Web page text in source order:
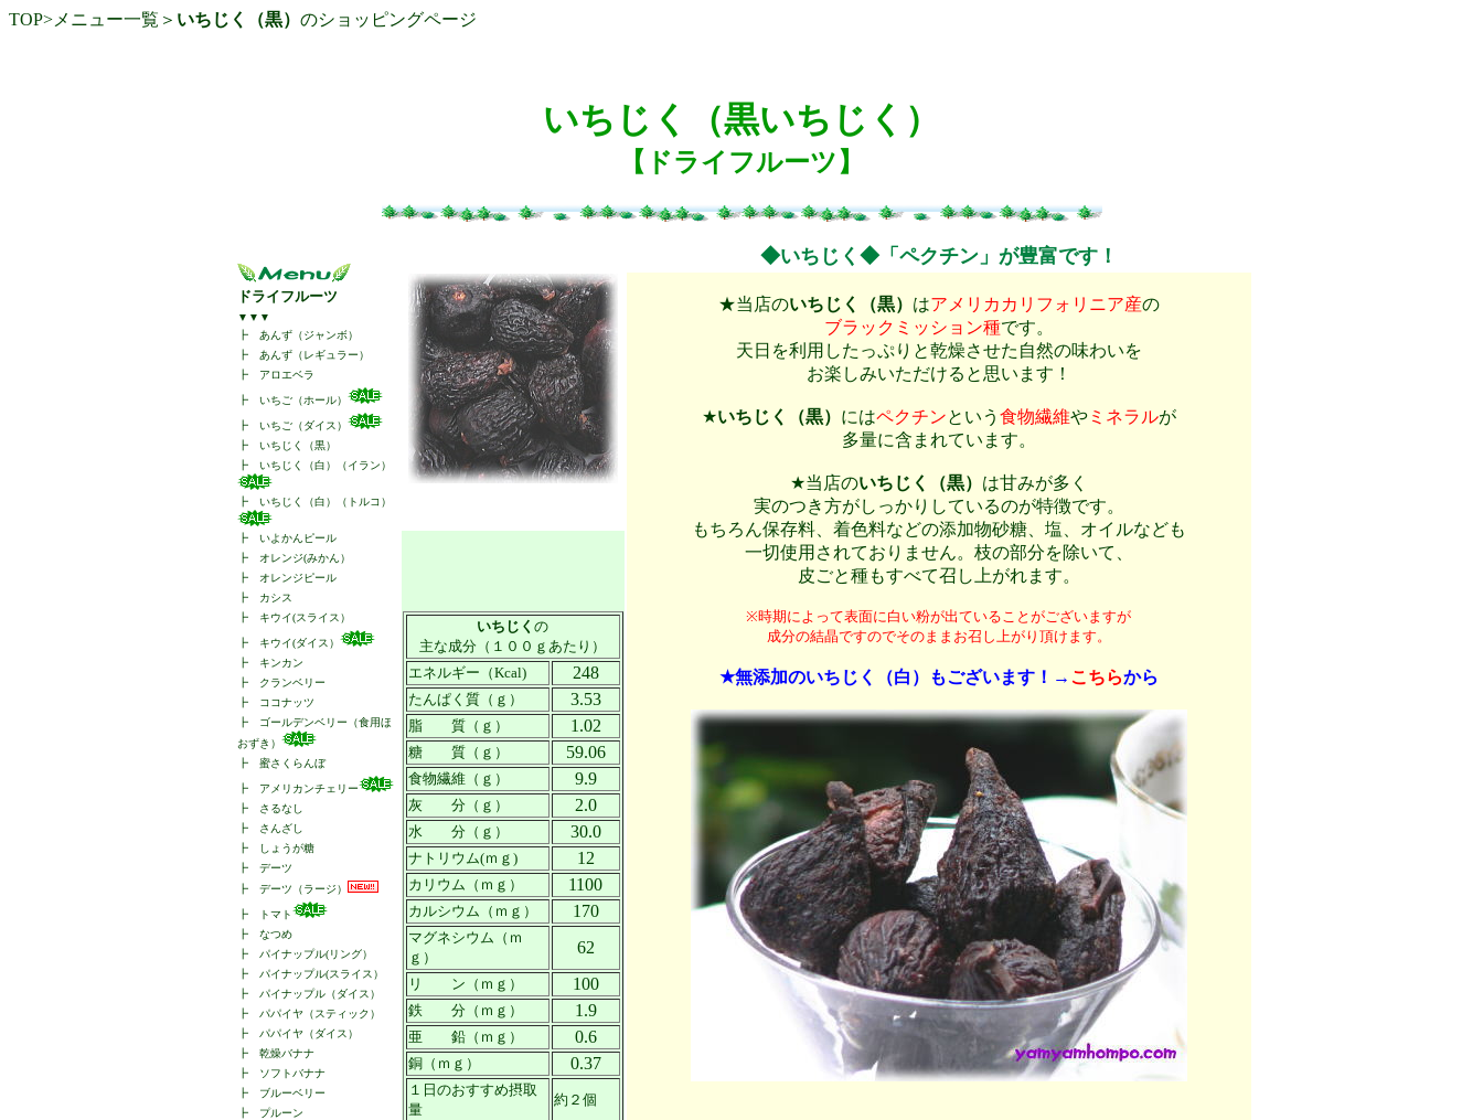
TOP> メニュー一覧 ＞ いちじく（黒） のショッピングページ
いちじく（黒いちじく）
【ドライフルーツ】
ドライフルーツ
▼▼▼
┣
あんず（ジャンボ）
┣
あんず（レギュラー）
┣
アロエベラ
┣ いちご（ホール）
┣ いちご（ダイス）
┣ いちじく（黒）
┣ いちじく（白）（イラン）
┣ いちじく（白）（トルコ）
┣ いよかんピール
┣
オレンジ(みかん）
┣
オレンジピール
┣
カシス
┣
キウイ(スライス）
┣
キウイ(ダイス）
┣
キンカン
┣
クランベリー
┣
ココナッツ
┣
ゴールデンベリー（食用ほ
おずき）
┣ 蜜さくらんぼ
┣
アメリカンチェリー
┣
さるなし
┣
さんざし
┣
しょうが糖
┣ デーツ
┣ デーツ（ラージ）
┣
トマト
┣ なつめ
┣
パイナップル(リング）
┣
パイナップル(スライス）
┣
パイナップル（ダイス）
┣
パパイヤ（スティック）
┣
パパイヤ（ダイス）
┣ 乾燥バナナ
┣
ソフトバナナ
┣
ブルーベリー
┣
プルーン
◆いちじく◆「ペクチン」が豊富です！
★当店のいちじく（黒） はアメリカカリフォリニア産の
ブラックミッション種です。
天日を利用したっぷりと乾燥させた自然の味わいを
お楽しみいただけると思います！
★いちじく（黒） にはペクチンという 食物繊維やミネラルが
多量に含まれています。
★当店のいちじく（黒） は甘みが多く
実のつき方がしっかりしているのが特徴です。
もちろん保存料、着色料などの添加物砂糖、塩、オイルなども
一切使用されておりません。枝の部分を除いて、
皮ごと種もすべて召し上がれます。
※時期によって表面に白い粉が出ていることがございますが
成分の結晶ですのでそのままお召し上がり頂けます。
★無添加のいちじく（白）もございます！→ こちらから
いちじく の
主な成分（１００ｇあたり）
エネルギー（Kcal)
248
たんぱく質（ｇ） 3.53
脂 質（ｇ） 1.02
糖 質（ｇ） 59.06
食物繊維（ｇ） 9.9
灰 分（ｇ） 2.0
水 分（ｇ） 30.0
ナトリウム(ｍｇ) 12
カリウム（ｍｇ） 1100
カルシウム（ｍｇ） 170
マグネシウム（ｍ
ｇ）
62
リ ン（ｍｇ） 100
鉄 分（ｍｇ） 1.9
亜 鉛（ｍｇ） 0.6
銅（ｍｇ） 0.37
１日のおすすめ摂取
量
約２個